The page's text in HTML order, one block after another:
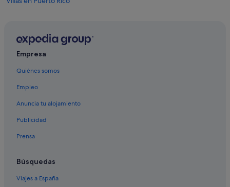
Cabañas en Amadores
La Playa de Tauro hoteles
Vip Hoteles en La Playa de Tauro
Amadores hoteles
Princess Hotels en La Playa de Tauro
Barcelo hoteles en Puerto Rico
Empresa
Quiénes somos
Empleo
Anuncia tu alojamiento
Publicidad
Prensa
Búsquedas
Viajes a España